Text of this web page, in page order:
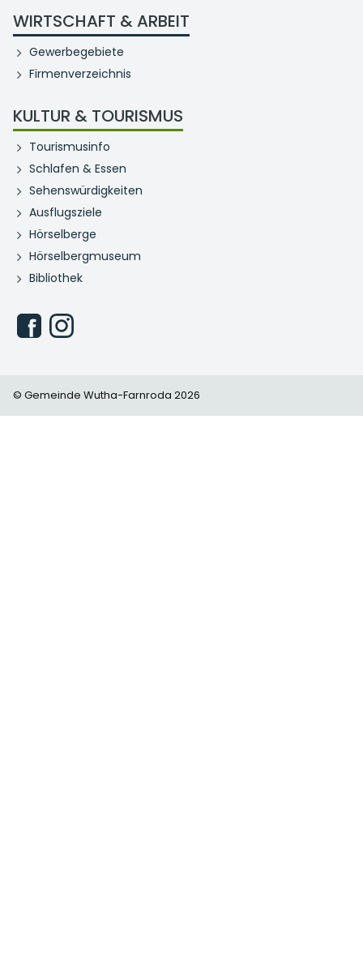
WIRTSCHAFT & ARBEIT
Gewerbegebiete
Firmenverzeichnis
KULTUR & TOURISMUS
Tourismusinfo
Schlafen & Essen
Sehenswürdigkeiten
Ausflugsziele
Hörselberge
Hörselbergmuseum
Bibliothek
© Gemeinde Wutha-Farnroda 2026